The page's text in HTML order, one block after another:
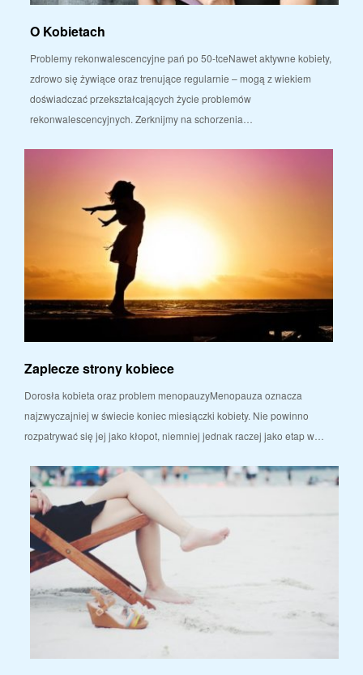
O Kobietach
Problemy rekonwalescencyjne pań po 50-tceNawet aktywne kobiety,
zdrowo się żywiące oraz trenujące regularnie – mogą z wiekiem
doświadczać przekształcających życie problemów
rekonwalescencyjnych. Zerknijmy na schorzenia…
Zaplecze strony kobiece
Dorosła kobieta oraz problem menopauzyMenopauza oznacza
najzwyczajniej w świecie koniec miesiączki kobiety. Nie powinno
rozpatrywać się jej jako kłopot, niemniej jednak raczej jako etap w…